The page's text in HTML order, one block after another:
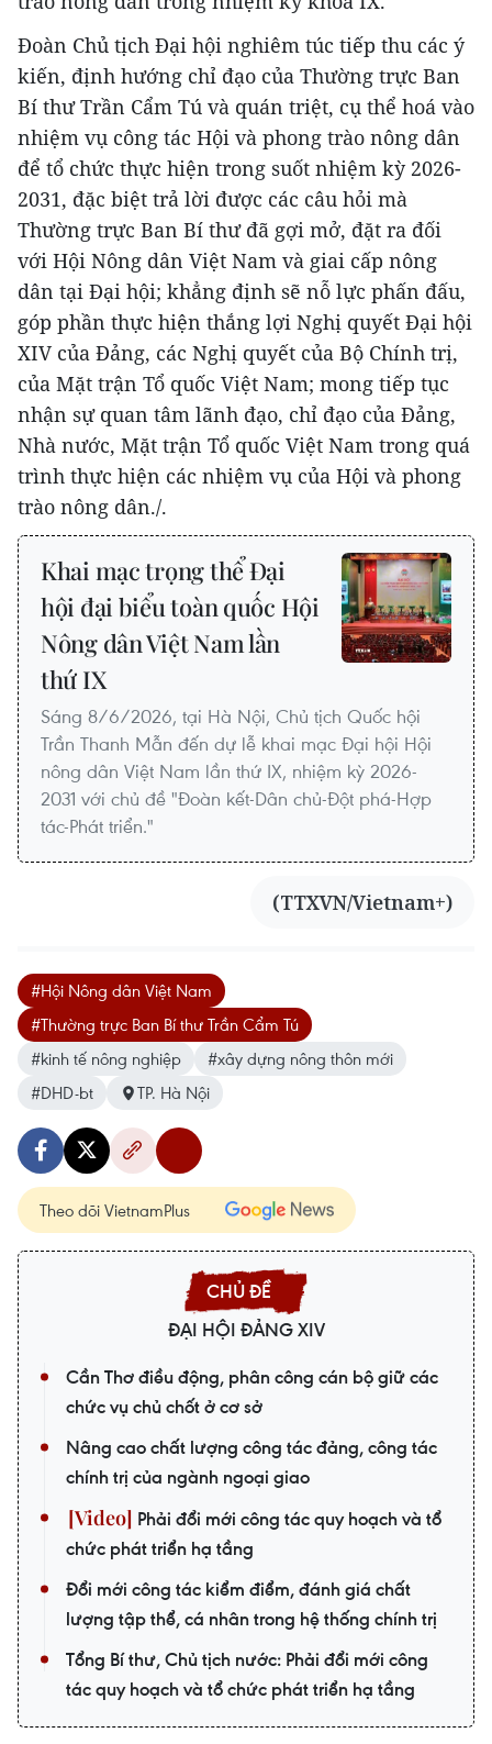
Đoàn Chủ tịch Đại hội nghiêm túc tiếp thu các ý
kiến, định hướng chỉ đạo của Thường trực Ban
Bí thư Trần Cẩm Tú và quán triệt, cụ thể hoá vào
nhiệm vụ công tác Hội và phong trào nông dân
để tổ chức thực hiện trong suốt nhiệm kỳ 2026-
2031, đặc biệt trả lời được các câu hỏi mà
Thường trực Ban Bí thư đã gợi mở, đặt ra đối
với Hội Nông dân Việt Nam và giai cấp nông
dân tại Đại hội; khẳng định sẽ nỗ lực phấn đấu,
góp phần thực hiện thắng lợi Nghị quyết Đại hội
XIV của Đảng, các Nghị quyết của Bộ Chính trị,
của Mặt trận Tổ quốc Việt Nam; mong tiếp tục
nhận sự quan tâm lãnh đạo, chỉ đạo của Đảng,
Nhà nước, Mặt trận Tổ quốc Việt Nam trong quá
trình thực hiện các nhiệm vụ của Hội và phong
trào nông dân./.
Khai mạc trọng thể Đại
hội đại biểu toàn quốc Hội
Nông dân Việt Nam lần
thứ IX
Sáng 8/6/2026, tại Hà Nội, Chủ tịch Quốc hội
Trần Thanh Mẫn đến dự lễ khai mạc Đại hội Hội
nông dân Việt Nam lần thứ IX, nhiệm kỳ 2026-
2031 với chủ đề "Đoàn kết-Dân chủ-Đột phá-Hợp
tác-Phát triển."
(TTXVN/Vietnam+)
#Hội Nông dân Việt Nam
#Thường trực Ban Bí thư Trần Cẩm Tú
#kinh tế nông nghiệp
#xây dựng nông thôn mới
#DHD-bt
TP. Hà Nội
Theo dõi VietnamPlus
ĐẠI HỘI ĐẢNG XIV
Cần Thơ điều động, phân công cán bộ giữ các
chức vụ chủ chốt ở cơ sở
Nâng cao chất lượng công tác đảng, công tác
chính trị của ngành ngoại giao
Phải đổi mới công tác quy hoạch và tổ
chức phát triển hạ tầng
Đổi mới công tác kiểm điểm, đánh giá chất
lượng tập thể, cá nhân trong hệ thống chính trị
Tổng Bí thư, Chủ tịch nước: Phải đổi mới công
tác quy hoạch và tổ chức phát triển hạ tầng